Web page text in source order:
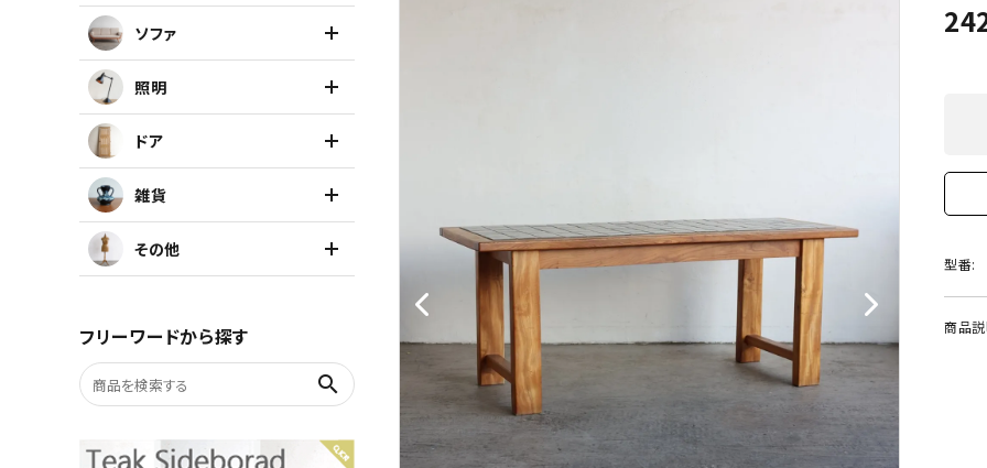
キャビネット
チェア
ソファ
照明
雑貨
型番:
商品
ソファ
照明
ドア
雑貨
その他
フリーワードから探す
search